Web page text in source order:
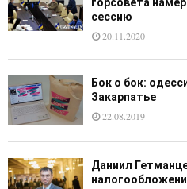
сессию
20.11.2020
Бок о бок:
Закарпатье
22.08.2019
Даниил